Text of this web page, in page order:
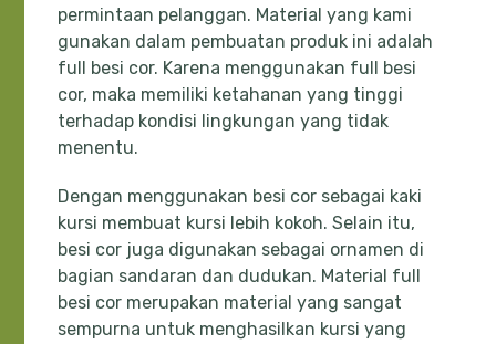
permintaan pelanggan. Material yang kami
gunakan dalam pembuatan produk ini adalah
full besi cor. Karena menggunakan full besi
cor, maka memiliki ketahanan yang tinggi
terhadap kondisi lingkungan yang tidak
menentu.
Dengan menggunakan besi cor sebagai kaki
kursi membuat kursi lebih kokoh. Selain itu,
besi cor juga digunakan sebagai ornamen di
bagian sandaran dan dudukan. Material full
besi cor merupakan material yang sangat
sempurna untuk menghasilkan kursi yang